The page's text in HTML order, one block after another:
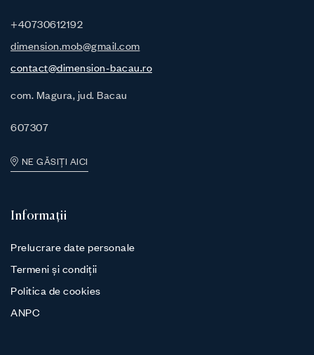
+40730612192
dimension.mob@gmail.com
contact@dimension-bacau.ro
com. Magura, jud. Bacau
607307
NE GĂSIȚI AICI
Informații
Prelucrare date personale
Termeni și condiții
Politica de cookies
ANPC